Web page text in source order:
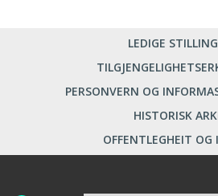
LEDIGE
PERSONVERN OG
HISTORISK
OFFENTLEGHEIT OG